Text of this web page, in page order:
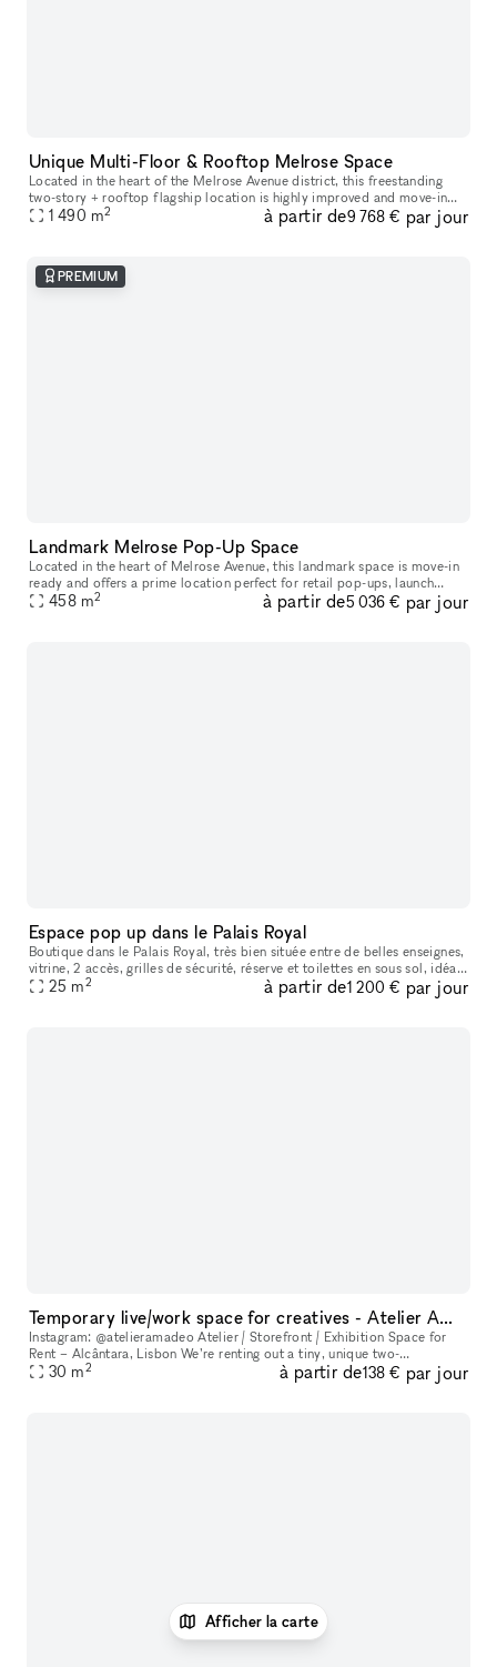
Unique Multi-Floor & Rooftop Melrose Space
Located in the heart of the Melrose Avenue district, this freestanding
two-story + rooftop flagship location is highly improved and move-in
ready. It is an incredible opportunity to host your next p
1 490 m2 à partir de9 768 € par jour
PREMIUM
Landmark Melrose Pop-Up Space
Located in the heart of Melrose Avenue, this landmark space is move-in
ready and offers a prime location perfect for retail pop-ups, launch
events, art galleries, and product showcases. The Melrose
458 m2 à partir de5 036 € par jour
Espace pop up dans le Palais Royal
Boutique dans le Palais Royal, très bien située entre de belles enseignes,
vitrine, 2 accès, grilles de sécurité, réserve et toilettes en sous sol, idéal
pour pop up Fashion week
25 m2 à partir de1 200 € par jour
Temporary live/work space for creatives - Atelier AMADEO
Instagram: @atelieramadeo Atelier / Storefront / Exhibition Space for
Rent – Alcântara, Lisbon We’re renting out a tiny, unique two-
level atelier space with a large glass-fronted storefront, recentl
30 m2 à partir de138 € par jour
Afficher la carte